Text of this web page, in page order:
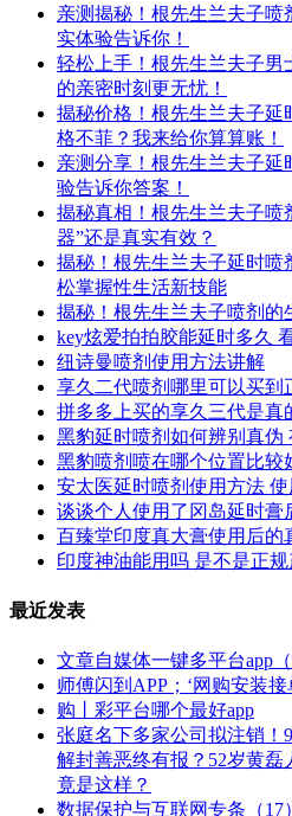
亲测揭秘！根先生兰夫子
实体验告诉你！
轻松上手！根先生兰夫子
的亲密时刻更无忧！
揭秘价格！根先生兰夫子延
格不菲？我来给你算算账！
亲测分享！根先生兰夫子
验告诉你答案！
揭秘真相！根先生兰夫子喷
器”还是真实有效？
揭秘！根先生兰夫子延时喷
松掌握性生活新技能
揭秘！根先生兰夫子喷剂的
key炫爱拍拍胶能延时多久
纽诗曼喷剂使用方法讲解
享久二代喷剂哪里可以买到
拼多多上买的享久三代是真
黑豹延时喷剂如何辨别真伪
黑豹喷剂喷在哪个位置比较
安太医延时喷剂使用方法
谈谈个人使用了冈岛延时膏
百臻堂印度真大膏使用后的
印度神油能用吗 是不是正规
最近发表
文章自媒体一键多平台app
师傅闪到APP；‘网购安装接
购丨彩平台哪个最好app
张庭名下多家公司拟注销！
解封善恶终有报？52岁黄
竟是这样？
数据保护与互联网专条（17）